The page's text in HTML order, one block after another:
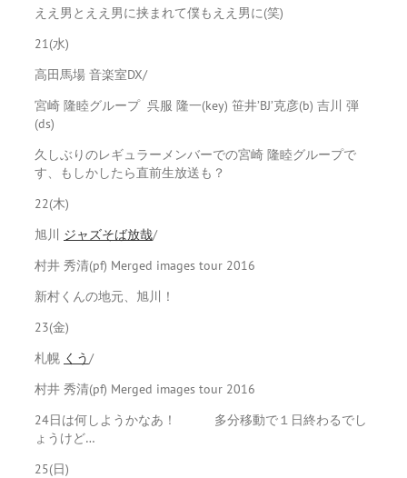
ええ男とええ男に挟まれて僕もええ男に(笑)
21(水)
高田馬場 音楽室DX/
宮崎 隆睦グループ 呉服 隆一(key) 笹井’BJ’克彦(b) 吉川 弾
(ds)
久しぶりのレギュラーメンバーでの宮崎 隆睦グループで
す、もしかしたら直前生放送も？
22(木)
旭川 ジャズそば放哉/
村井 秀清(pf) Merged images tour 2016
新村くんの地元、旭川！
23(金)
札幌 くう/
村井 秀清(pf) Merged images tour 2016
24日は何しようかなあ！ 多分移動で１日終わるでし
ょうけど…
25(日)